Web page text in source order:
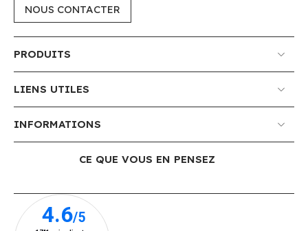
NOUS CONTACTER
PRODUITS
LIENS UTILES
INFORMATIONS
CE QUE VOUS EN PENSEZ